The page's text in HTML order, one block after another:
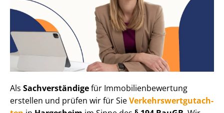
Als Sachverständigefür Im­mo­bi­li­en­be­wer­tung
erstellen und prüfen wir für SieVer­kehrs­wert­gut­ach­